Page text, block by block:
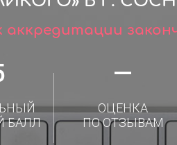
аккредитации
БАЛЛ
—
ОЦЕНКА
ПО ОТЗЫВАМ